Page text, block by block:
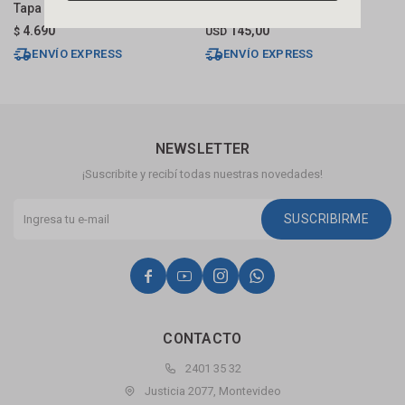
Tapa Ac Inox 70cm Smart
$ 4.690
ENVÍO EXPRESS
USD 145,00
ENVÍO EXPRESS
CONTACTO
2401 35 32
Justicia 2077, Montevideo
NEWSLETTER
¡Suscribite y recibí todas nuestras novedades!
SUSCRIBIRME
   